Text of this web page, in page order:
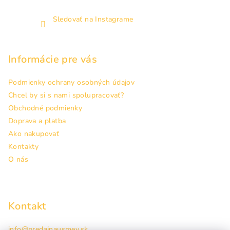
Sledovať na Instagrame
Informácie pre vás
Podmienky ochrany osobných údajov
Chcel by si s nami spolupracovať?
Obchodné podmienky
Doprava a platba
Ako nakupovať
Kontakty
O nás
Kontakt